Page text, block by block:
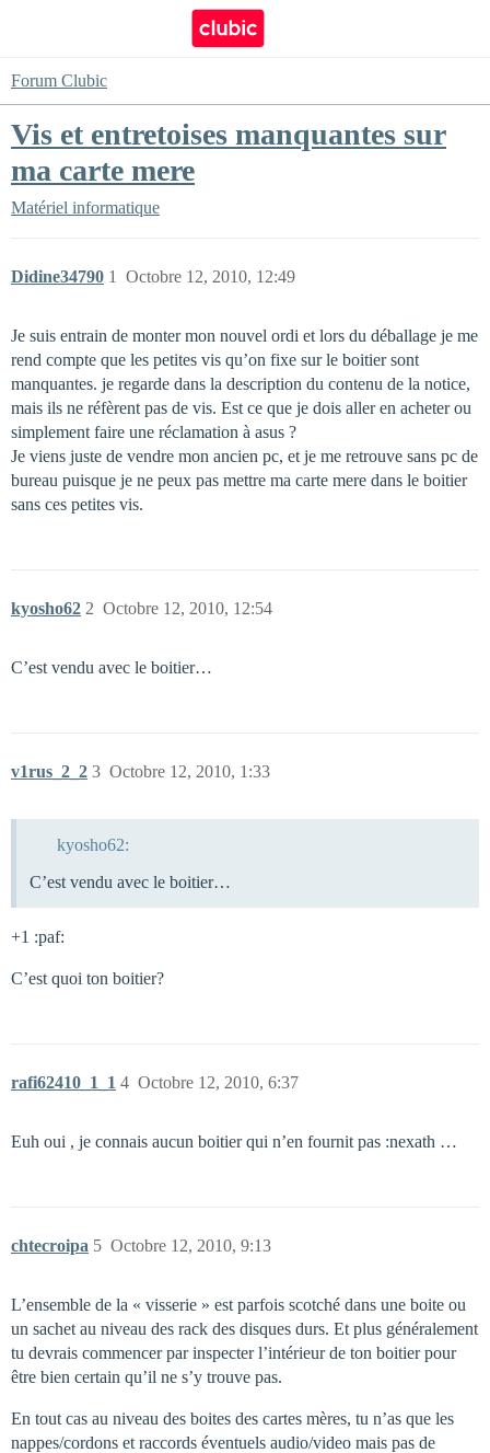
Forum Clubic
Vis et entretoises manquantes sur
ma carte mere
Matériel informatique
Didine34790 Octobre 12, 2010, 12:49
1
Je suis entrain de monter mon nouvel ordi et lors du déballage je me
rend compte que les petites vis qu’on fixe sur le boitier sont
manquantes. je regarde dans la description du contenu de la notice,
mais ils ne réfèrent pas de vis. Est ce que je dois aller en acheter ou
simplement faire une réclamation à asus ?
Je viens juste de vendre mon ancien pc, et je me retrouve sans pc de
bureau puisque je ne peux pas mettre ma carte mere dans le boitier
sans ces petites vis.
kyosho62 Octobre 12, 2010, 12:54
2
C’est vendu avec le boitier…
v1rus_2_2 Octobre 12, 2010, 1:33
3
kyosho62:
C’est vendu avec le boitier…
+1 :paf:
C’est quoi ton boitier?
rafi62410_1_1 Octobre 12, 2010, 6:37
4
Euh oui , je connais aucun boitier qui n’en fournit pas :nexath …
chtecroipa Octobre 12, 2010, 9:13
5
L’ensemble de la « visserie » est parfois scotché dans une boite ou
un sachet au niveau des rack des disques durs. Et plus généralement
tu devrais commencer par inspecter l’intérieur de ton boitier pour
être bien certain qu’il ne s’y trouve pas.
En tout cas au niveau des boites des cartes mères, tu n’as que les
nappes/cordons et raccords éventuels audio/video mais pas de